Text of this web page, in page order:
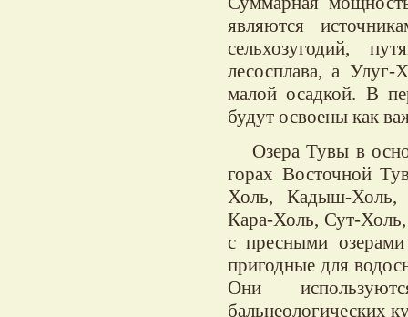
являются
сельхозугодий,
лесосплава, а
малой осадкой. В
будут освоены как
Озера Тувы в
горах Восточной
Холь, Кадыш-Холь,
Кара-Холь, Сут-
с пресными
пригодные для
Они
бальнеологических